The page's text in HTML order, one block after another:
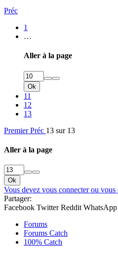
Préc
1
…
Aller à la page
Ok
11
12
13
Premier Préc 13 sur 13
Aller à la page
Ok
Vous devez vous connecter ou
Partager:
Facebook Twitter Reddit WhatsApp
Forums
Forums Catch
100% Catch